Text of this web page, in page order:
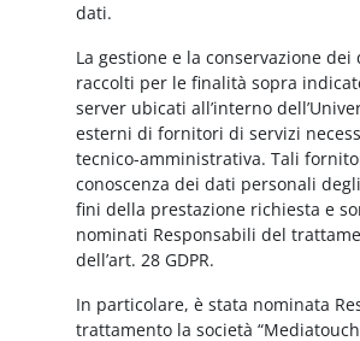
dati.
La gestione e la conservazione
raccolti per le finalità sopra
server ubicati all’interno
esterni di fornitori di servizi
tecnico-amministrativa. Tali
conoscenza dei dati personali
fini della prestazione richiesta e
nominati Responsabili del
dell’art. 28 GDPR.
In particolare, è stata nominata
trattamento la società “Mediatouch